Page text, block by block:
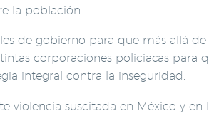
la población.
de gobierno para que más allá
corporaciones policiacas
integral contra la inseguridad.
violencia suscitada en México y